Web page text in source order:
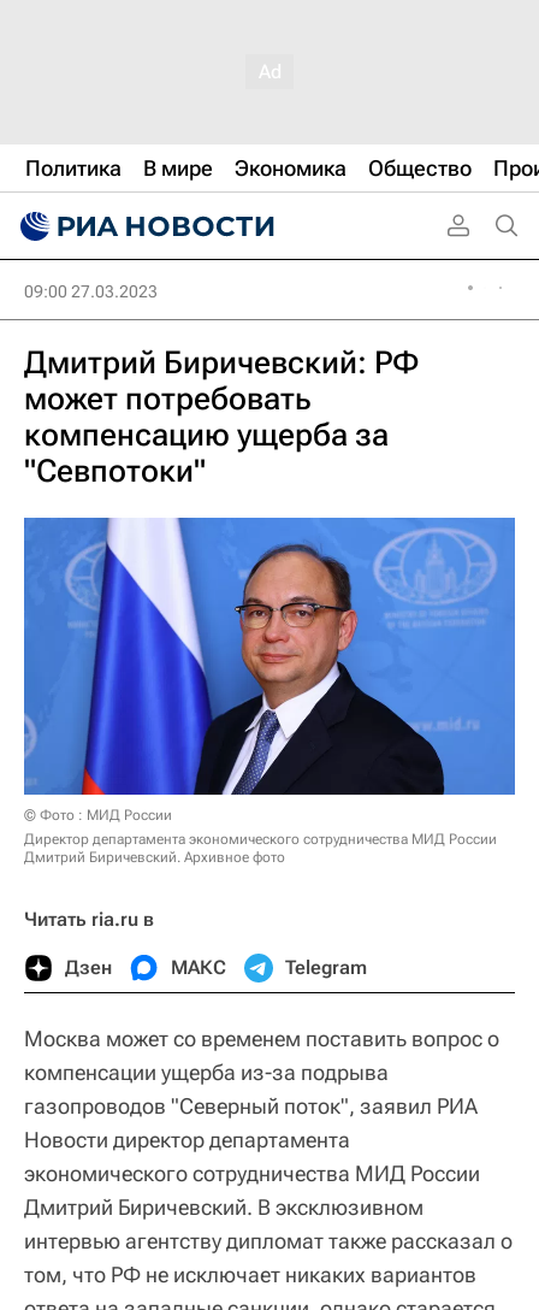
Политика В мире Экономика Общество
09:00 27.03.2023
Дмитрий Биричевский: РФ
может потребовать
компенсацию ущерба за
"Севпотоки"
© Фото : МИД России
Директор департамента экономического сотрудничества МИД России
Дмитрий Биричевский. Архивное фото
Читать ria.ru в
Дзен МАКС Telegram
Москва может со временем поставить вопрос о
компенсации ущерба из-за подрыва
газопроводов "Северный поток", заявил РИА
Новости директор департамента
экономического сотрудничества МИД России
Дмитрий Биричевский. В эксклюзивном
интервью агентству дипломат также рассказал о
том, что РФ не исключает никаких вариантов